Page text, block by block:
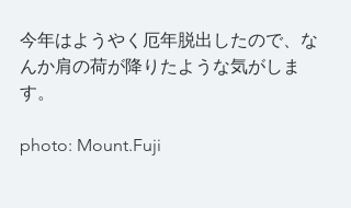
今年はようやく厄年脱出したので、な
んか肩の荷が降りたような気がしま
す。
photo: Mount.Fuji